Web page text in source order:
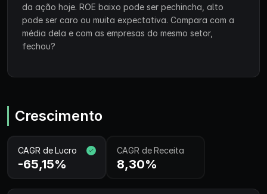
da ação hoje. ROE baixo pode ser pechincha, alto
pode ser caro ou muita expectativa. Compara com a
média dela e com as empresas do mesmo setor,
fechou?
Crescimento
CAGR de Lucro
-65,15%
CAGR de Receita
8,30%